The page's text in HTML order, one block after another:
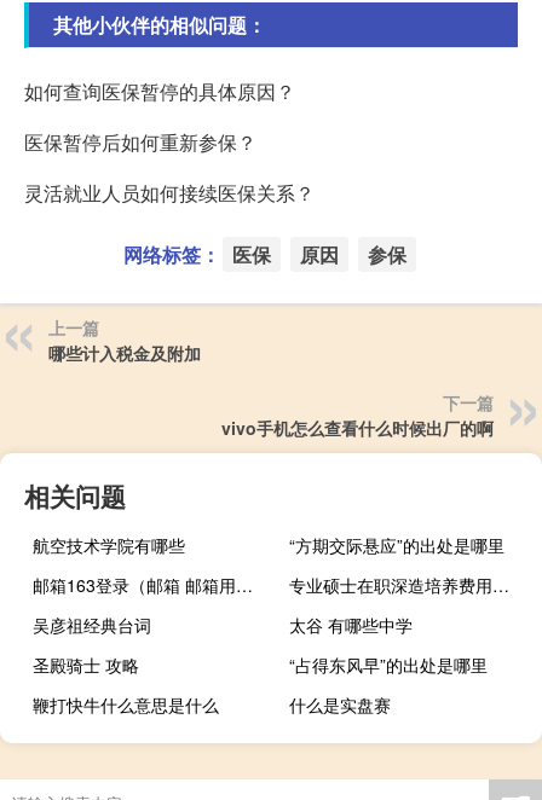
其他小伙伴的相似问题：
如何查询医保暂停的具体原因？
医保暂停后如何重新参保？
灵活就业人员如何接续医保关系？
网络标签： 医保 原因 参保
上一篇
哪些计入税金及附加
下一篇
vivo手机怎么查看什么时候出厂的啊
相关问题
航空技术学院有哪些
“方期交际悬应”的出处是哪里
邮箱163登录（邮箱 邮箱用哪个好呢）
专业硕士在职深造培养费用会更高吗
吴彦祖经典台词
太谷 有哪些中学
圣殿骑士 攻略
“占得东风早”的出处是哪里
鞭打快牛什么意思是什么
什么是实盘赛